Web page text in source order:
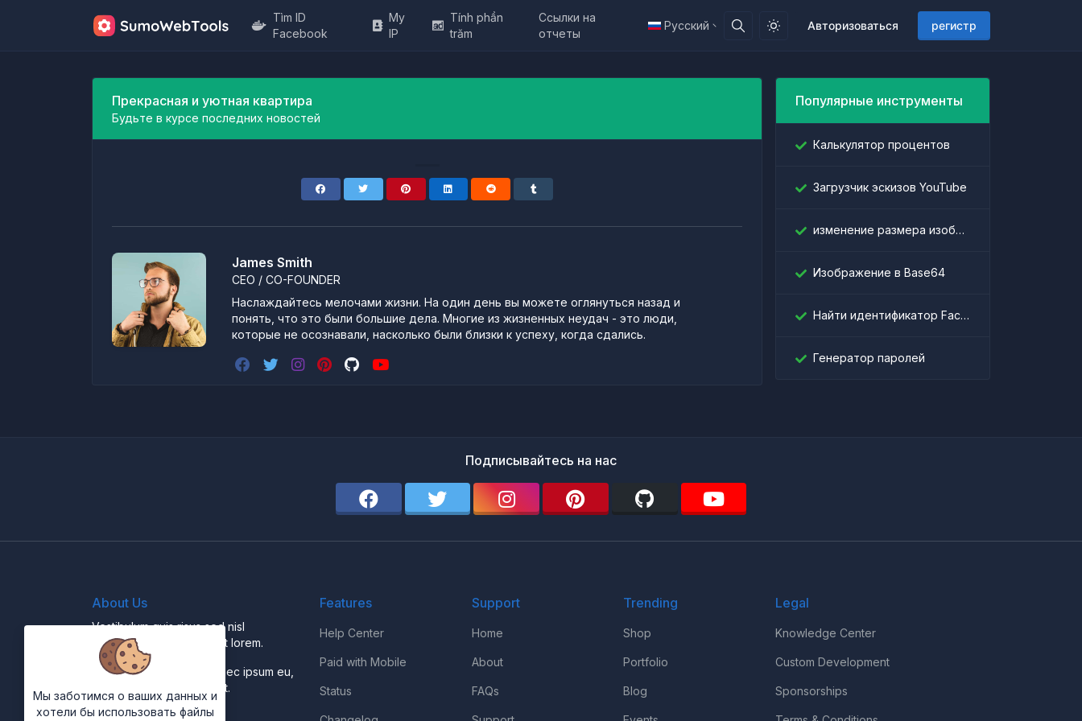
Авторизоваться регистр
Tìm ID
Facebook
My
IP
Tính phần
trăm
Ссылки на
отчеты
Русский
Прекрасная и уютная квартира
Будьте в курсе последних новостей
James Smith
CEO / CO-FOUNDER
Наслаждайтесь мелочами жизни. На один день вы можете оглянуться назад и
понять, что это были большие дела. Многие из жизненных неудач - это люди,
которые не осознавали, насколько были близки к успеху, когда сдались.
Популярные инструменты
Калькулятор процентов
Загрузчик эскизов YouTube
изменение размера изображения
Изображение в Base64
Найти идентификатор Facebook
Генератор паролей
Подписывайтесь на нас
About Us
Vestibulum quis risus sed nisl
pellentesque aliquet et et lorem.
Fusce nibh nisl, gravida nec ipsum eu,
feugiat condimentum velit.
Features
Help Center
Paid with Mobile
Status
Support
Home
About
FAQs
Trending
Shop
Portfolio
Blog
Legal
Knowledge Center
Custom Development
Sponsorships
Мы заботимся о ваших данных и
хотели бы использовать файлы